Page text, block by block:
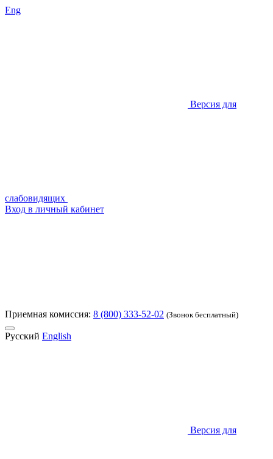
Eng
Версия для
слабовидящих
Вход в личный кабинет
Приемная комиссия: 8 (800) 333-52-02 (Звонок бесплатный)
Русский English
Версия для